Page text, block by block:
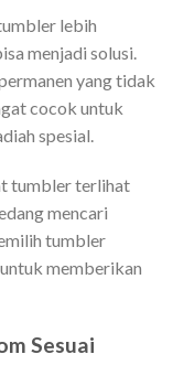
lebih
menjadi solusi.
yang tidak
cocok untuk
spesial.
tumbler terlihat
mencari
tumbler
memberikan
Sesuai